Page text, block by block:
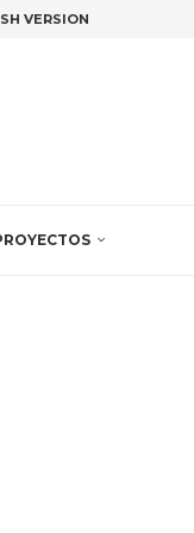
VERSION